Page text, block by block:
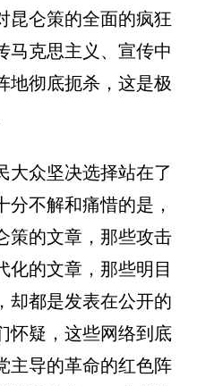
昆仑策的全面的疯狂
马克思主义、宣传中
地彻底扼杀，这是极
大众坚决选择站在了
分不解和痛惜的是，
策的文章，那些攻击
化的文章，那些明目
却都是发表在公开的
怀疑，这些网络到底
主导的革命的红色阵